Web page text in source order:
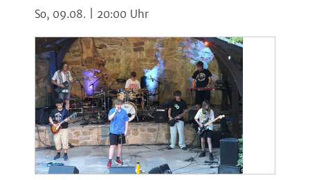
So, 09.08. | 20:00